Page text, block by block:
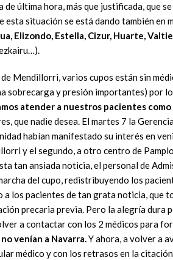
de última hora, más que justificada, que
esta situación se está dando también en
Elizondo, Estella, Cizur, Huarte,
de Mendillorri, varios cupos están sin
sobrecarga y presión importantes) por
atender a nuestros pacientes
que nadie desea. El martes 7 la
habían manifestado su interés en
y el segundo, a otro centro de
tan ansiada noticia, el personal de
del cupo, redistribuyendo los
a los pacientes de tan grata noticia, que
precaria previa. Pero la alegría dura
a contactar con los 2 médicos para
venían a Navarra.Y ahora, a volver a
médico y con los retrasos en la